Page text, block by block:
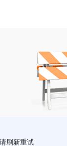
刷新重试